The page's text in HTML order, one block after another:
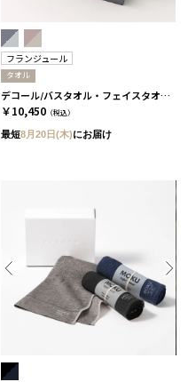
フランジュール
タオル
デコール/バスタオル・フェイスタオル・ミニタオル 4枚セット/2種類［フランジュール］ ブルーニュイ&グリーアシェ
￥10,450 （税込）
最短8月20日(木)にお届け